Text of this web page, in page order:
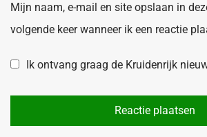
Mijn naam, e-mail en site opslaan in
volgende keer wanneer ik een reactie
Ik ontvang graag de Kruidenrijk